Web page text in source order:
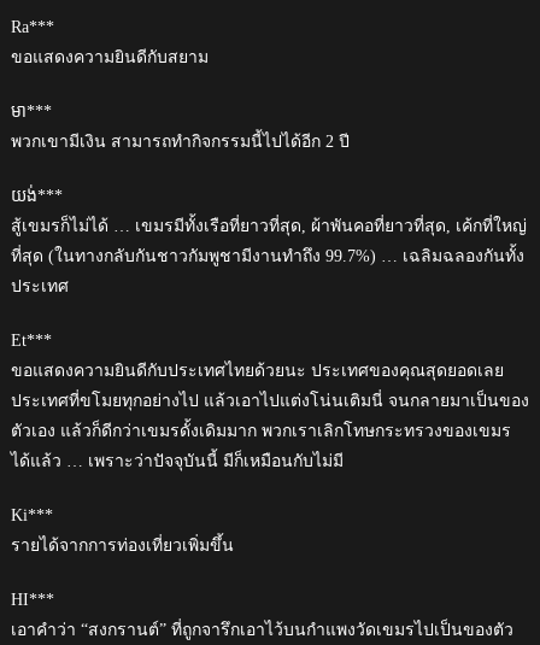
Ra***
ขอแสดงความยินดีกับสยาม
មា***
พวกเขามีเงิน สามารถทำกิจกรรมนี้ไปได้อีก 2 ปี
យង់***
สู้เขมรก็ไม่ได้ … เขมรมีทั้งเรือที่ยาวที่สุด, ผ้าพันคอที่ยาวที่สุด, เค้กที่ใหญ่
ที่สุด (ในทางกลับกันชาวกัมพูชามีงานทำถึง 99.7%) … เฉลิมฉลองกันทั้ง
ประเทศ
Et***
ขอแสดงความยินดีกับประเทศไทยด้วยนะ ประเทศของคุณสุดยอดเลย
ประเทศที่ขโมยทุกอย่างไป แล้วเอาไปแต่งโน่นเติมนี่ จนกลายมาเป็นของ
ตัวเอง แล้วก็ดีกว่าเขมรดั้งเดิมมาก พวกเราเลิกโทษกระทรวงของเขมร
ได้แล้ว … เพราะว่าปัจจุบันนี้ มีก็เหมือนกับไม่มี
Ki***
รายได้จากการท่องเที่ยวเพิ่มขึ้น
HI***
เอาคำว่า “สงกรานต์” ที่ถูกจารึกเอาไว้บนกำแพงวัดเขมรไปเป็นของตัว